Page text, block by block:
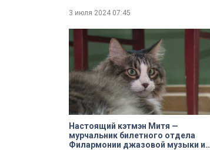
3 июля 2024 07:45
Настоящий кэтмэн Митя —
мурчальник билетного отдела
Филармонии джазовой музыки и